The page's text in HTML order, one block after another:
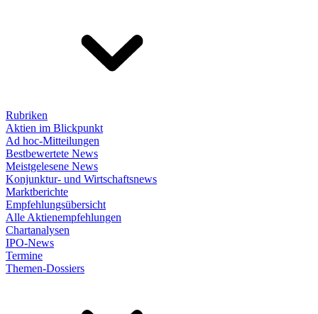
Rubriken
Aktien im Blickpunkt
Ad hoc-Mitteilungen
Bestbewertete News
Meistgelesene News
Konjunktur- und Wirtschaftsnews
Marktberichte
Empfehlungsübersicht
Alle Aktienempfehlungen
Chartanalysen
IPO-News
Termine
Themen-Dossiers